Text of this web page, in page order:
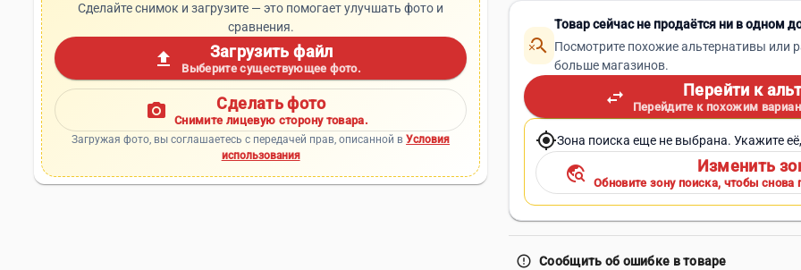
Сделайте снимок и загрузите — это помогает улучшать фото и
сравнения.
upload Загрузить файл
Выберите существующее фото.
photo_camera Сделать фото
Снимите лицевую сторону товара.
Загружая фото, вы соглашаетесь с передачей прав, описанной вУсловия
использования
search_off
Товар сейчас не продаётся ни в одном
Посмотрите похожие альтернативы или
больше магазинов.
swap_horiz Перейти к
Перейдите к похожим
my_locationЗона поиска еще не выбрана. Укажите
travel_explore Изменить
Обновите зону поиска, чтобы снова
error_outline Сообщить об ошибке в товаре